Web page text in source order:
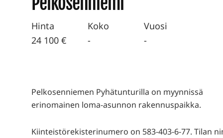
Hinta
24 100 €
Koko
-
Vuosi
-
Pelkosenniemen Pyhätunturilla on myynnissä
erinomainen loma-asunnon rakennuspaikka.
Kiinteistörekisterinumero on 583-403-6-77. Tilan